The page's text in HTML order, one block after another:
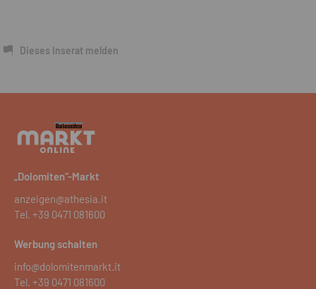
Dieses Inserat melden
„Dolomiten“-Markt
anzeigen@athesia.it
Tel. +39 0471 081600
Werbung schalten
info@dolomitenmarkt.it
Tel. +39 0471 081600